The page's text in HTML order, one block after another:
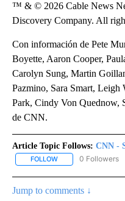
™ & © 2026 Cable News
Discovery Company. All
Con información de Pete
Boyette, Aaron Cooper,
Carolyn Sung, Martin
Pazmino, Sara Smart, Leigh
Park, Cindy Von Quednow,
de CNN.
Article Topic Follows: CNN -
FOLLOW FOLLOW "CNN -
0 Followers
Jump to comments ↓